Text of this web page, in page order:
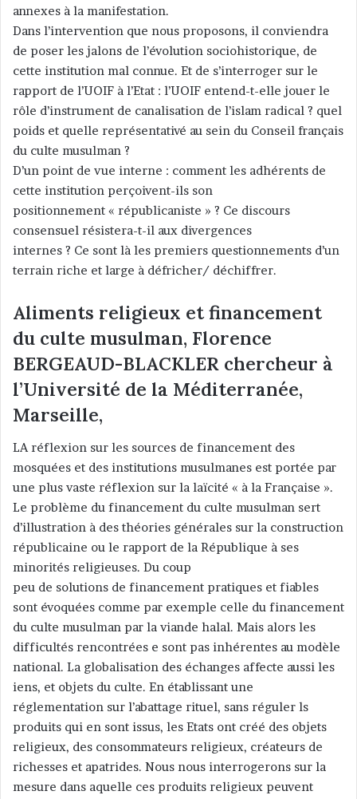
annexes à la manifestation.
Dans l’intervention que nous proposons, il conviendra
de poser les jalons de l’évolution sociohistorique, de
cette institution mal connue. Et de s’interroger sur le
rapport de l’UOIF à l’Etat : l’UOIF entend-t-elle jouer le
rôle d’instrument de canalisation de l’islam radical ? quel
poids et quelle représentativé au sein du Conseil français
du culte musulman ?
D’un point de vue interne : comment les adhérents de
cette institution perçoivent-ils son
positionnement « républicaniste » ? Ce discours
consensuel résistera-t-il aux divergences
internes ? Ce sont là les premiers questionnements d’un
terrain riche et large à défricher/ déchiffrer.
Aliments religieux et financement
du culte musulman, Florence
BERGEAUD-BLACKLER chercheur à
l’Université de la Méditerranée,
Marseille,
LA réflexion sur les sources de financement des
mosquées et des institutions musulmanes est portée par
une plus vaste réflexion sur la laïcité « à la Française ».
Le problème du financement du culte musulman sert
d’illustration à des théories générales sur la construction
républicaine ou le rapport de la République à ses
minorités religieuses. Du coup
peu de solutions de financement pratiques et fiables
sont évoquées comme par exemple celle du financement
du culte musulman par la viande halal. Mais alors les
difficultés rencontrées e sont pas inhérentes au modèle
national. La globalisation des échanges affecte aussi les
iens, et objets du culte. En établissant une
réglementation sur l’abattage rituel, sans réguler ls
produits qui en sont issus, les Etats ont créé des objets
religieux, des consommateurs religieux, créateurs de
richesses et apatrides. Nous nous interrogerons sur la
mesure dans aquelle ces produits religieux peuvent